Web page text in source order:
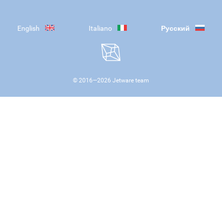
English Italiano Русский
© 2016—2026 Jetware team